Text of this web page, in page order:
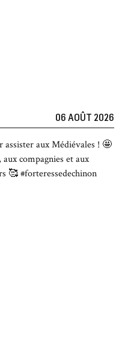
06 AOÛT 2026
assister aux Médiévales ! 🤩
compagnies et aux
🥰 #forteressedechinon